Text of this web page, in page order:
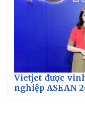
Vietjet được
nghiệp ASEAN